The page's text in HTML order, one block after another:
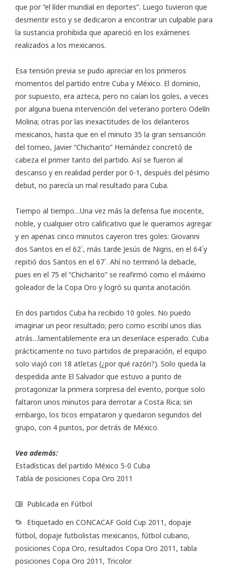
que por “el líder mundial en deportes”. Luego tuvieron que
desmentir esto y se dedicaron a encontrar un culpable para
la sustancia prohibida que apareció en los exámenes
realizados a los mexicanos.
Esa tensión previa se pudo apreciar en los primeros
momentos del partido entre Cuba y México. El dominio,
por supuesto, era azteca, pero no caían los goles, a veces
por alguna buena intervención del veterano portero Odelín
Molina; otras por las inexactitudes de los delanteros
mexicanos, hasta que en el minuto 35 la gran sensanción
del torneo, Javier “Chicharito” Hernández concretó de
cabeza el primer tanto del partido. Así se fueron al
descanso y en realidad perder por 0-1, después del pésimo
debut, no parecía un mal resultado para Cuba.
Tiempo al tiempo…Una vez más la defensa fue inocente,
noble, y cualquier otro calificativo que le queramos agregar
y en apenas cinco minutos cayeron tres goles: Giovanni
dos Santos en el 62´, más tarde Jesús de Nigris, en el 64´y
repitió dos Santos en el 67´. Ahí no terminó la debacle,
pues en el 75 el “Chicharito” se reafirmó como el máximo
goleador de la Copa Oro y logró su quinta anotación.
En dos partidos Cuba ha recibido 10 goles. No puedo
imaginar un peor resultado; pero como escribí unos días
atrás…lamentablemente era un desenlace esperado. Cuba
prácticamente no tuvo partidos de preparación, el equipo
solo viajó con 18 atletas (¿por qué razón?). Solo queda la
despedida ante El Salvador que estuvo a punto de
protagonizar la primera sorpresa del evento, porque solo
faltaron unos minutos para derrotar a Costa Rica; sin
embargo, los ticos empataron y quedaron segundos del
grupo, con 4 puntos, por detrás de México.
Vea además:
Estadísticas del partido México 5-0 Cuba
Tabla de posiciones Copa Oro 2011
Publicada en Fútbol
Etiquetado en CONCACAF Gold Cup 2011 , dopaje
fútbol, dopaje futbolistas mexicanos, fútbol cubano,
posiciones Copa Oro, resultados Copa Oro 2011 , tabla
posiciones Copa Oro 2011 , Tricolor